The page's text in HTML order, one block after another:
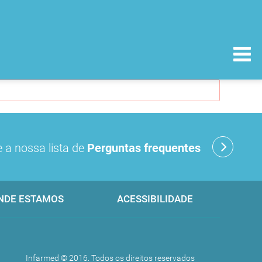
a nossa lista de Perguntas frequentes
ESTAMOS ACESSIBILIDADE
Infarmed © 2016. Todos os direitos reservados